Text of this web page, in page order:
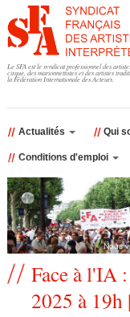
Le SFA est le syndicat professionnel des
cirque, des marionnettistes et des artistes
la Fédération Internationale des Acteurs.
Actualités Qui
Conditions d'emploi
Nous
Face à l'IA
2025 à 19h